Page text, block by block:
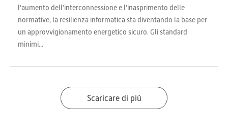
l'aumento dell'interconnessione e l'inasprimento delle
normative, la resilienza informatica sta diventando la base per
un approvvigionamento energetico sicuro. Gli standard
minimi...
Scaricare di più